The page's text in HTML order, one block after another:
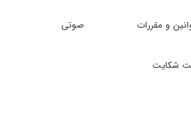
و مقررات
شکایت
صوتی